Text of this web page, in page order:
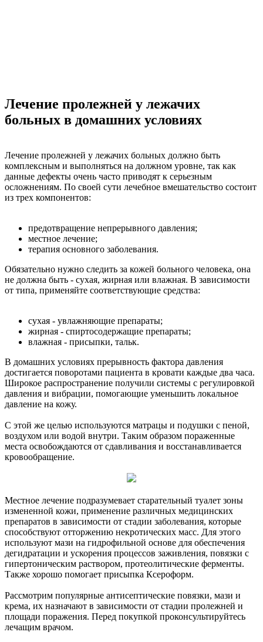
Лечение пролежней у лежачих
больных в домашних условиях
Лечение пролежней у лежачих больных должно быть
комплексным и выполняться на должном уровне, так как
данные дефекты очень часто приводят к серьезным
осложнениям. По своей сути лечебное вмешательство состоит
из трех компонентов:
предотвращение непрерывного давления;
местное лечение;
терапия основного заболевания.
Обязательно нужно следить за кожей больного человека, она
не должна быть - сухая, жирная или влажная. В зависимости
от типа, применяйте соответствующие средства:
сухая - увлажняющие препараты;
жирная - спиртосодержащие препараты;
влажная - присыпки, тальк.
В домашних условиях прерывность фактора давления
достигается поворотами пациента в кровати каждые два часа.
Широкое распространение получили системы с регулировкой
давления и вибрации, помогающие уменьшить локальное
давление на кожу.
С этой же целью используются матрацы и подушки с пеной,
воздухом или водой внутри. Таким образом пораженные
места освобождаются от сдавливания и восстанавливается
кровообращение.
Местное лечение подразумевает старательный туалет зоны
измененной кожи, применение различных медицинских
препаратов в зависимости от стадии заболевания, которые
способствуют отторжению некротических масс. Для этого
используют мази на гидрофильной основе для обеспечения
дегидратации и ускорения процессов заживления, повязки с
гипертоническим раствором, протеолитические ферменты.
Также хорошо помогает присыпка Ксероформ.
Рассмотрим популярные антисептические повязки, мази и
крема, их назначают в зависимости от стадии пролежней и
площади поражения. Перед покупкой проконсультируйтесь
лечащим врачом.